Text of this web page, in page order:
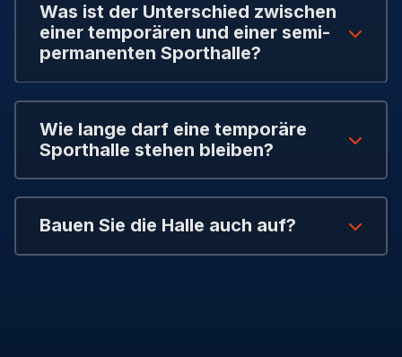
Was ist der Unterschied zwischen
einer temporären und einer semi-
permanenten Sporthalle?
Wie lange darf eine temporäre
Sporthalle stehen bleiben?
Bauen Sie die Halle auch auf?